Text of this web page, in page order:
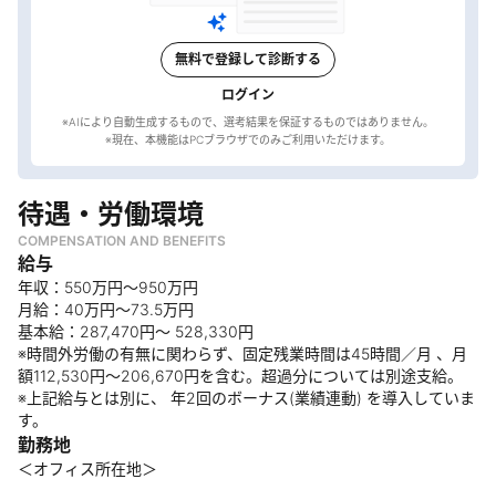
無料で登録して診断する
ログイン
※AIにより自動生成するもので、選考結果を保証するものではありません。
待遇・労働環境
COMPENSATION AND BENEFITS
給与
年収：550万円〜950万円
月給：40万円～73.5万円
基本給：287,470円〜 528,330円
※時間外労働の有無に関わらず、固定残業時間は45時間／月 、月
額112,530円〜206,670円を含む。超過分については別途支給。
※上記給与とは別に、 年2回のボーナス(業績連動) を導入していま
す。
勤務地
＜オフィス所在地＞